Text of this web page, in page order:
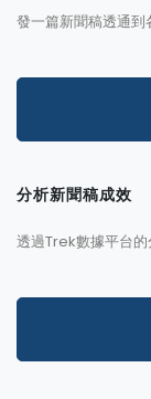
發一篇新聞稿透通到
分析新聞稿成效
透過Trek數據平台